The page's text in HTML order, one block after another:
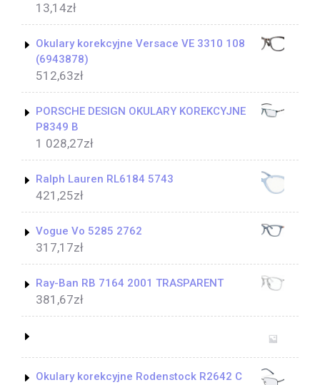
13,14zł
Okulary korekcyjne Versace VE 3310 108
(6943878)
512,63zł
PORSCHE DESIGN OKULARY KOREKCYJNE
P8349 B
1 028,27zł
Ralph Lauren RL6184 5743
421,25zł
Vogue Vo 5285 2762
317,17zł
Ray-Ban RB 7164 2001 TRASPARENT
381,67zł
Okulary korekcyjne Rodenstock R2642 C